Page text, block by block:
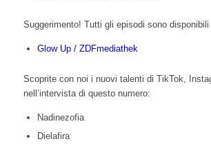
Suggerimento! Tutti gli episodi sono disponibili
Glow Up / ZDFmediathek
Scoprite con noi i nuovi talenti di TikTok,
nell’intervista di questo numero:
Nadinezofia
Dielafira